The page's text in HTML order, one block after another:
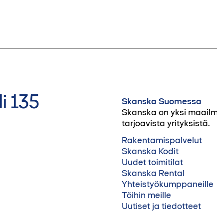
135
Skanska Suomessa
Skanska on yksi
tarjoavista yrityksistä.
Rakentamispalvelut
Skanska Kodit
Uudet toimitilat
Skanska Rental
Yhteistyökumppaneille
Töihin meille
Uutiset ja tiedotteet